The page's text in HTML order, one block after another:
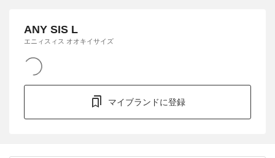
ANY SIS L
エニィスィス オオキイサイズ
マイブランドに登録